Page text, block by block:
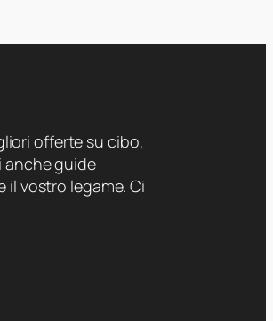
offerte su cibo,
anche guide
vostro legame. Ci